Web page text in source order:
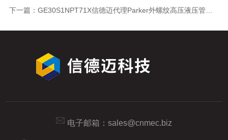
下一篇： GE30S1NPT71X信德迈代理Parker外螺纹高压液压管接头
电子邮箱： sales@cnmec.biz